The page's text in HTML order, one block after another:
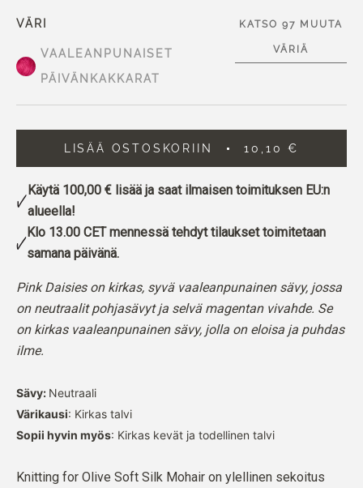
VÄRI
VAALEANPUNAISET
PÄIVÄNKAKKARAT
KATSO 97 MUUTA
VÄRIÄ
LISÄÄ OSTOSKORIIN 10,10 €
Käytä 100,00 € lisää ja saat ilmaisen toimituksen EU:n
alueella!
Klo 13.00 CET mennessä tehdyt tilaukset toimitetaan
samana päivänä.
Pink Daisies on kirkas, syvä vaaleanpunainen sävy, jossa
on neutraalit pohjasävyt ja selvä magentan vivahde. Se
on kirkas vaaleanpunainen sävy, jolla on eloisa ja puhdas
ilme.
Sävy: Neutraali
Värikausi: Kirkas talvi
Sopii hyvin myös: Kirkas kevät ja todellinen talvi
Knitting for Olive Soft Silk Mohair on ylellinen sekoitus